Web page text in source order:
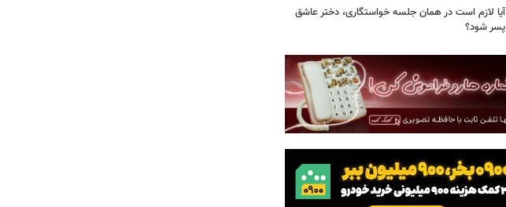
آیا لازم است در همان جلسه خواستگاری، دختر عاشق
پسر شود؟